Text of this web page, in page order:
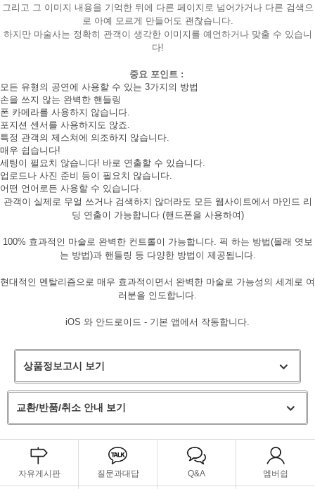
페이코 라이
그리고 그 이미지 내용을 기억한 뒤에 다른 페이지로 넘어가거나 다른 검색으
로 아예 모르게 만들어도 괜찮습니다.
하지만 마술사는 정확히 관객이 생각한 이미지를 예언하거나 맞출 수 있습니
다!
중요 포인트 :
모든 유형의 공연에 사용할 수 있는 3가지의 방법
손을 쓰지 않는 완벽한 핸들링
폰 카메라를 사용하지 않습니다.
포지션 센서를 사용하지도 않죠.
특정 관객의 제스쳐에 의조하지 않습니다.
매우 쉽습니다!
세팅이 필요치 않습니다! 바로 연출할 수 있습니다.
업로드나 사진 준비 등이 필요치 않습니다.
어떤 언어로든 사용할 수 있습니다.
관객이 실제로 무얼 쓰거나 검색하지 않더라도 모든 웹사이트에서 마인드 리
딩 연출이 가능합니다 (핸드폰을 사용하여)
100% 효과적인 마술로 완벽한 컨트롤이 가능합니다. 픽 하는 방법(몰래 엿보
는 방법)과 핸들링 등 다양한 방법이 제공됩니다.
현대적인 멘탈리즘으로 매우 효과적이면서 완벽한 마술로 가능성의 세계로 여
러분을 인도합니다.
iOS 와 안드로이드 - 기본 앱에서 작동합니다.
상품정보고시 보기
교환/반품/취소 안내 보기
자유게시판 질문과대답 Q&A 멤버쉽